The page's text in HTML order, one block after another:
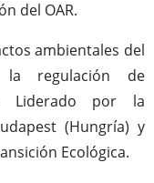
del OAR.
ambientales del
la regulación de
Liderado por la
(Hungría) y
Ecológica.